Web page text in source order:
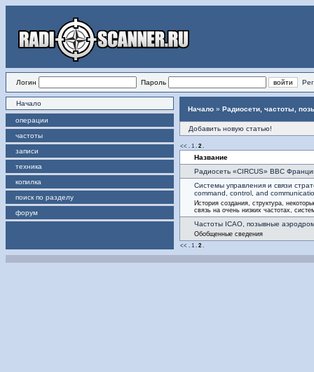
Логин Пароль
Начало
операции
частоты
записи
техника
копилка
поиск по разделу
форум
Начало » Радиосети, частоты,
Добавить новую статью!
<< . 1 . 2.
Название
Радиосеть «CIRCUS» ВВС
Системы управления и связи
command, control, and
История создания, структура,
связь на очень низких частотах,
Частоты ICAO, позывные
Обобщенные сведения
<< . 1 . 2.